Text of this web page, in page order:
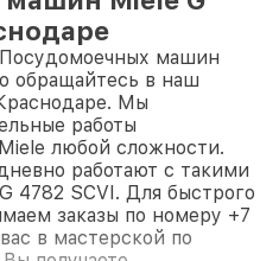
машин
обращайтесь в наш
Мы
работы
любой сложности.
работают с такими
4782 SCVI. Для быстрого
заказы по номеру +7
в мастерской по